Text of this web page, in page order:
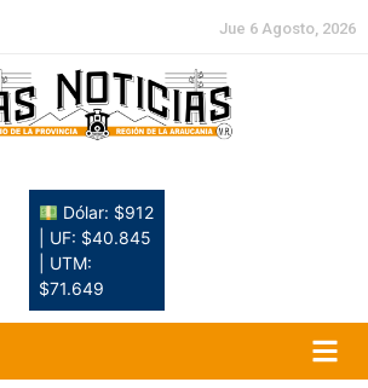
Jue 6 Agosto, 2026
Dólar: $912
| UF: $40.845
| UTM:
$71.649